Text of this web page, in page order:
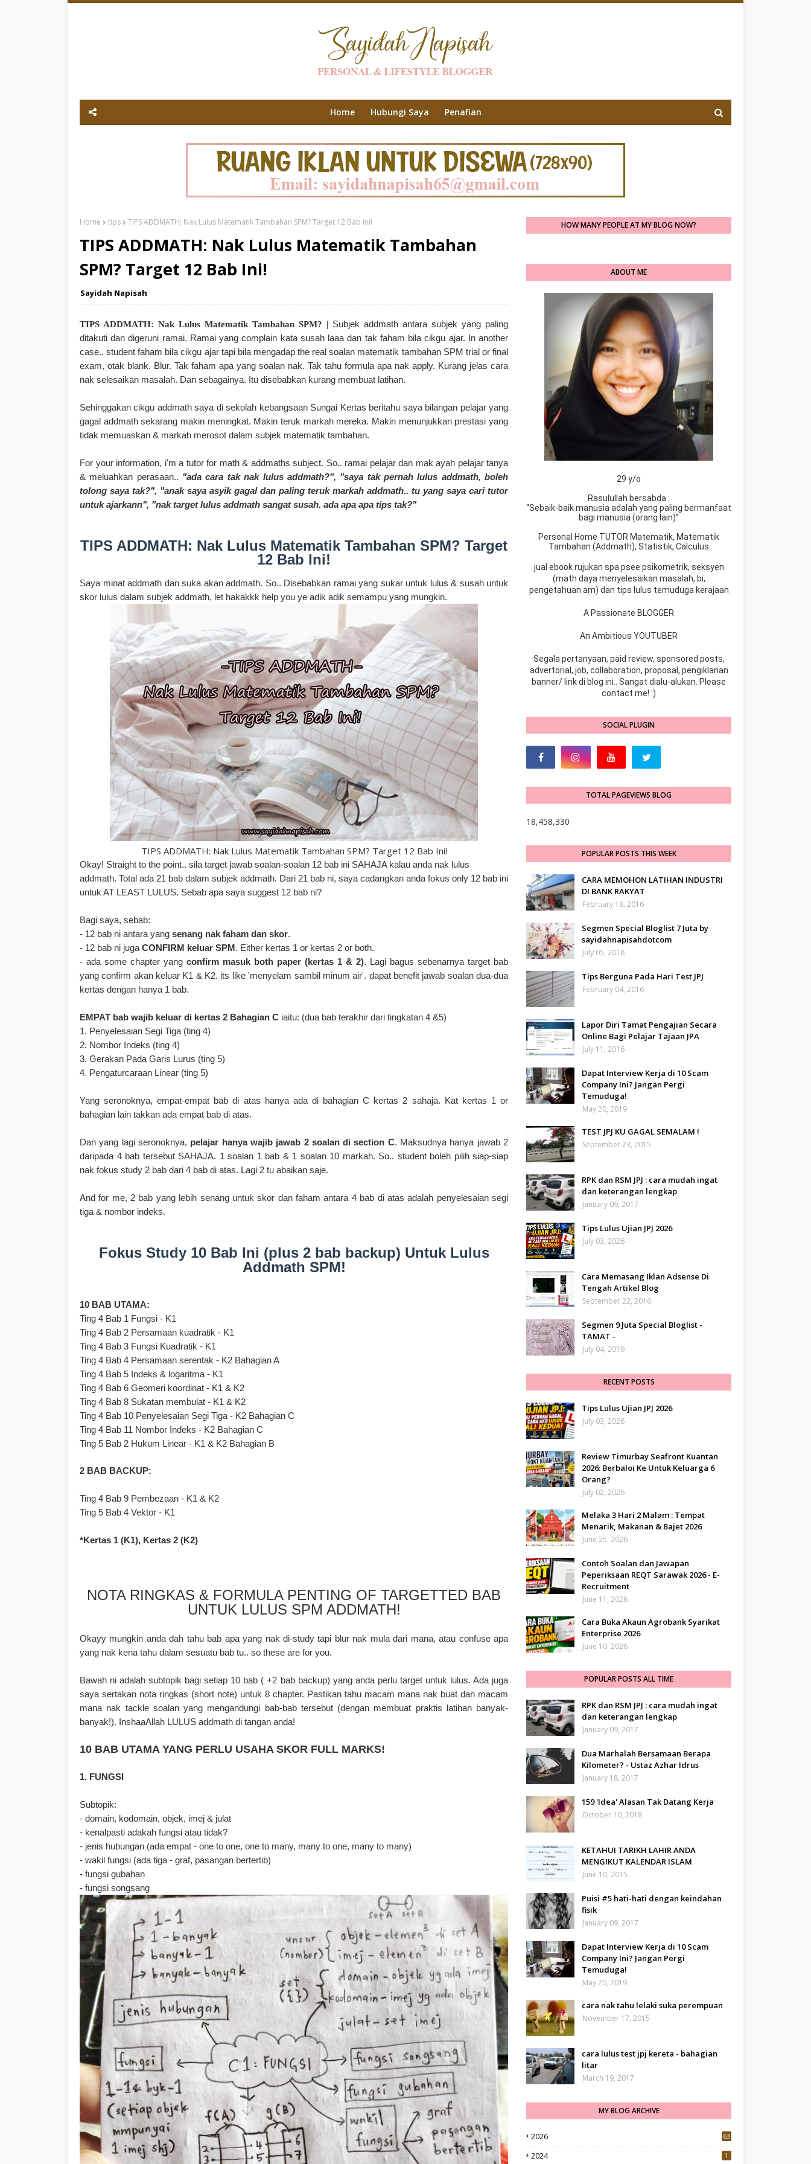
Home Hubungi Saya Penafian
Home tips TIPS ADDMATH: Nak Lulus Matematik Tambahan SPM? Target 12 Bab Ini!
TIPS ADDMATH: Nak Lulus Matematik Tambahan
SPM? Target 12 Bab Ini!
Sayidah Napisah
TIPS ADDMATH: Nak Lulus Matematik Tambahan SPM? | Subjek addmath antara subjek yang paling
ditakuti dan digeruni ramai. Ramai yang complain kata susah laaa dan tak faham bila cikgu ajar. In another
case.. student faham bila cikgu ajar tapi bila mengadap the real soalan matematik tambahan SPM trial or final
exam, otak blank. Blur. Tak faham apa yang soalan nak. Tak tahu formula apa nak apply. Kurang jelas cara
nak selesaikan masalah. Dan sebagainya. Itu disebabkan kurang membuat latihan.
Sehinggakan cikgu addmath saya di sekolah kebangsaan Sungai Kertas beritahu saya bilangan pelajar yang
gagal addmath sekarang makin meningkat. Makin teruk markah mereka. Makin menunjukkan prestasi yang
tidak memuaskan & markah merosot dalam subjek matematik tambahan.
For your information, i'm a tutor for math & addmaths subject. So.. ramai pelajar dan mak ayah pelajar tanya
& meluahkan perasaan.. "ada cara tak nak lulus addmath?", "saya tak pernah lulus addmath, boleh
tolong saya tak?", "anak saya asyik gagal dan paling teruk markah addmath.. tu yang saya cari tutor
untuk ajarkann", "nak target lulus addmath sangat susah. ada apa apa tips tak?"
TIPS ADDMATH: Nak Lulus Matematik Tambahan SPM? Target
12 Bab Ini!
Saya minat addmath dan suka akan addmath. So.. Disebabkan ramai yang sukar untuk lulus & susah untuk
skor lulus dalam subjek addmath, let hakakkk help you ye adik adik semampu yang mungkin.
TIPS ADDMATH: Nak Lulus Matematik Tambahan SPM? Target 12 Bab Ini!
Okay! Straight to the point.. sila target jawab soalan-soalan 12 bab ini SAHAJA kalau anda nak lulus
addmath. Total ada 21 bab dalam subjek addmath. Dari 21 bab ni, saya cadangkan anda fokus only 12 bab ini
untuk AT LEAST LULUS. Sebab apa saya suggest 12 bab ni?
Bagi saya, sebab:
- 12 bab ni antara yang senang nak faham dan skor.
- 12 bab ni juga CONFIRM keluar SPM. Either kertas 1 or kertas 2 or both.
- ada some chapter yang confirm masuk both paper (kertas 1 & 2). Lagi bagus sebenarnya target bab
yang confirm akan keluar K1 & K2. its like 'menyelam sambil minum air'. dapat benefit jawab soalan dua-dua
kertas dengan hanya 1 bab.
EMPAT bab wajib keluar di kertas 2 Bahagian C iaitu: (dua bab terakhir dari tingkatan 4 &5)
1. Penyelesaian Segi Tiga (ting 4)
2. Nombor Indeks (ting 4)
3. Gerakan Pada Garis Lurus (ting 5)
4. Pengaturcaraan Linear (ting 5)
Yang seronoknya, empat-empat bab di atas hanya ada di bahagian C kertas 2 sahaja. Kat kertas 1 or
bahagian lain takkan ada empat bab di atas.
Dan yang lagi seronoknya, pelajar hanya wajib jawab 2 soalan di section C. Maksudnya hanya jawab 2
daripada 4 bab tersebut SAHAJA. 1 soalan 1 bab & 1 soalan 10 markah. So.. student boleh pilih siap-siap
nak fokus study 2 bab dari 4 bab di atas. Lagi 2 tu abaikan saje.
And for me, 2 bab yang lebih senang untuk skor dan faham antara 4 bab di atas adalah penyelesaian segi
tiga & nombor indeks.
Fokus Study 10 Bab Ini (plus 2 bab backup) Untuk Lulus
Addmath SPM!
10 BAB UTAMA:
Ting 4 Bab 1 Fungsi - K1
Ting 4 Bab 2 Persamaan kuadratik - K1
Ting 4 Bab 3 Fungsi Kuadratik - K1
Ting 4 Bab 4 Persamaan serentak - K2 Bahagian A
Ting 4 Bab 5 Indeks & logaritma - K1
Ting 4 Bab 6 Geomeri koordinat - K1 & K2
Ting 4 Bab 8 Sukatan membulat - K1 & K2
Ting 4 Bab 10 Penyelesaian Segi Tiga - K2 Bahagian C
Ting 4 Bab 11 Nombor Indeks - K2 Bahagian C
Ting 5 Bab 2 Hukum Linear - K1 & K2 Bahagian B
2 BAB BACKUP:
Ting 4 Bab 9 Pembezaan - K1 & K2
Ting 5 Bab 4 Vektor - K1
*Kertas 1 (K1), Kertas 2 (K2)
NOTA RINGKAS & FORMULA PENTING OF TARGETTED BAB
UNTUK LULUS SPM ADDMATH!
Okayy mungkin anda dah tahu bab apa yang nak di-study tapi blur nak mula dari mana, atau confuse apa
yang nak kena tahu dalam sesuatu bab tu.. so these are for you.
Bawah ni adalah subtopik bagi setiap 10 bab ( +2 bab backup) yang anda perlu target untuk lulus. Ada juga
saya sertakan nota ringkas (short note) untuk 8 chapter. Pastikan tahu macam mana nak buat dan macam
mana nak tackle soalan yang mengandungi bab-bab tersebut (dengan membuat praktis latihan banyak-
banyak!). InshaaAllah LULUS addmath di tangan anda!
10 BAB UTAMA YANG PERLU USAHA SKOR FULL MARKS!
1. FUNGSI
Subtopik:
- domain, kodomain, objek, imej & julat
- kenalpasti adakah fungsi atau tidak?
- jenis hubungan (ada empat - one to one, one to many, many to one, many to many)
- wakil fungsi (ada tiga - graf, pasangan bertertib)
- fungsi gubahan
- fungsi songsang
HOW MANY PEOPLE AT MY BLOG NOW?
ABOUT ME
29 y/o
Rasulullah bersabda :
“Sebaik-baik manusia adalah yang paling bermanfaat
bagi manusia (orang lain)”
Personal Home TUTOR Matematik, Matematik
Tambahan (Addmath), Statistik, Calculus
jual ebook rujukan spa psee psikometrik, seksyen
(math daya menyelesaikan masalah, bi,
pengetahuan am) dan tips lulus temuduga kerajaan
A Passionate BLOGGER
An Ambitious YOUTUBER
Segala pertanyaan, paid review, sponsored posts,
advertorial, job, collaboration, proposal, pengiklanan
banner/ link di blog ini.. Sangat dialu-alukan. Please
contact me! :)
SOCIAL PLUGIN
TOTAL PAGEVIEWS BLOG
18,458,330
POPULAR POSTS THIS WEEK
CARA MEMOHON LATIHAN INDUSTRI
DI BANK RAKYAT
February 18, 2016
Segmen Special Bloglist 7 Juta by
sayidahnapisahdotcom
July 05, 2018
Tips Berguna Pada Hari Test JPJ
February 04, 2016
Lapor Diri Tamat Pengajian Secara
Online Bagi Pelajar Tajaan JPA
July 11, 2016
Dapat Interview Kerja di 10 Scam
Company Ini? Jangan Pergi
Temuduga!
May 20, 2019
TEST JPJ KU GAGAL SEMALAM !
September 23, 2015
RPK dan RSM JPJ : cara mudah ingat
dan keterangan lengkap
January 09, 2017
Tips Lulus Ujian JPJ 2026
July 03, 2026
Cara Memasang Iklan Adsense Di
Tengah Artikel Blog
September 22, 2016
Segmen 9 Juta Special Bloglist -
TAMAT -
July 04, 2019
RECENT POSTS
Tips Lulus Ujian JPJ 2026
July 03, 2026
Review Timurbay Seafront Kuantan
2026: Berbaloi Ke Untuk Keluarga 6
Orang?
July 02, 2026
Melaka 3 Hari 2 Malam : Tempat
Menarik, Makanan & Bajet 2026
June 25, 2026
Contoh Soalan dan Jawapan
Peperiksaan REQT Sarawak 2026 - E-
Recruitment
June 11, 2026
Cara Buka Akaun Agrobank Syarikat
Enterprise 2026
June 10, 2026
POPULAR POSTS ALL TIME
RPK dan RSM JPJ : cara mudah ingat
dan keterangan lengkap
January 09, 2017
Dua Marhalah Bersamaan Berapa
Kilometer? - Ustaz Azhar Idrus
January 18, 2017
159 'Idea' Alasan Tak Datang Kerja
October 10, 2018
KETAHUI TARIKH LAHIR ANDA
MENGIKUT KALENDAR ISLAM
June 10, 2015
Puisi #5 hati-hati dengan keindahan
fisik
January 09, 2017
Dapat Interview Kerja di 10 Scam
Company Ini? Jangan Pergi
Temuduga!
May 20, 2019
cara nak tahu lelaki suka perempuan
November 17, 2015
cara lulus test jpj kereta - bahagian
litar
March 19, 2017
MY BLOG ARCHIVE
2026 63
2024 1